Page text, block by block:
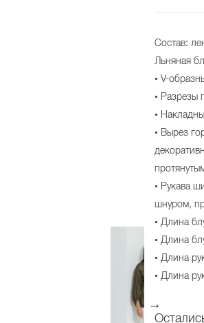
Состав:
Льняная
• V-
• Разрезы
•
• Вырез
• Рукава
шнуром,
• Длина
• Длина
• Длина
• Длина